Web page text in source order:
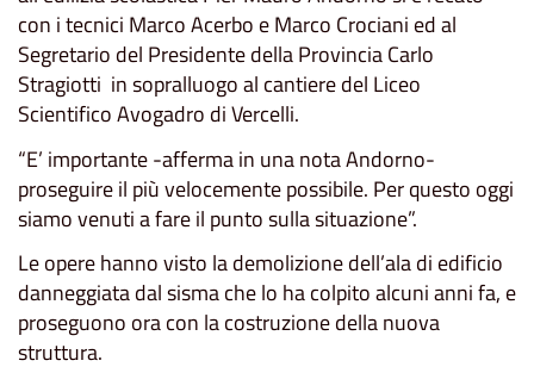
con i tecnici Marco Acerbo e Marco Crociani ed al
Segretario del Presidente della Provincia Carlo
Stragiotti in sopralluogo al cantiere del Liceo
Scientifico Avogadro di Vercelli.
“E’ importante -afferma in una nota Andorno-
proseguire il più velocemente possibile. Per questo oggi
siamo venuti a fare il punto sulla situazione”.
Le opere hanno visto la demolizione dell’ala di edificio
danneggiata dal sisma che lo ha colpito alcuni anni fa, e
proseguono ora con la costruzione della nuova
struttura.